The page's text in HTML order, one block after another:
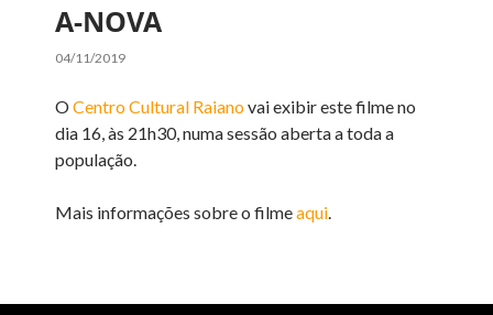
A-NOVA
04/11/2019
OCentro Cultural Raianovai exibir este filme no
dia 16, às 21h30, numa sessão aberta a toda a
população.
Mais informações sobre o filmeaqui.